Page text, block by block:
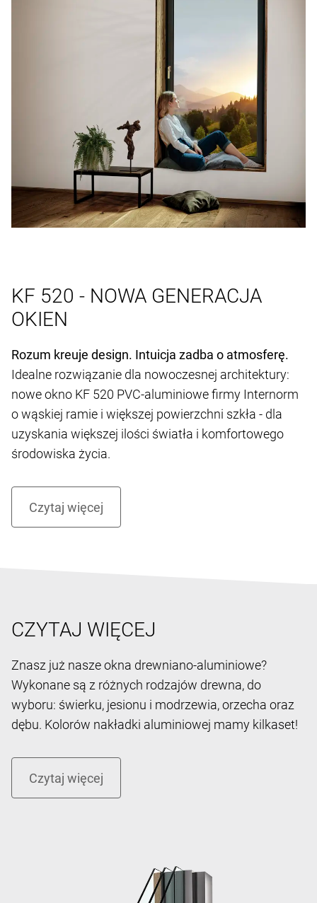
KF 520 - NOWA GENERACJA
OKIEN
Rozum kreuje design. Intuicja zadba o atmosferę.
Idealne rozwiązanie dla nowoczesnej architektury:
nowe okno KF 520 PVC-aluminiowe firmy Internorm
o wąskiej ramie i większej powierzchni szkła - dla
uzyskania większej ilości światła i komfortowego
środowiska życia.
CZYTAJ WIĘCEJ
Znasz już nasze okna drewniano-aluminiowe?
Wykonane są z różnych rodzajów drewna, do
wyboru: świerku, jesionu i modrzewia, orzecha oraz
dębu. Kolorów nakładki aluminiowej mamy kilkaset!